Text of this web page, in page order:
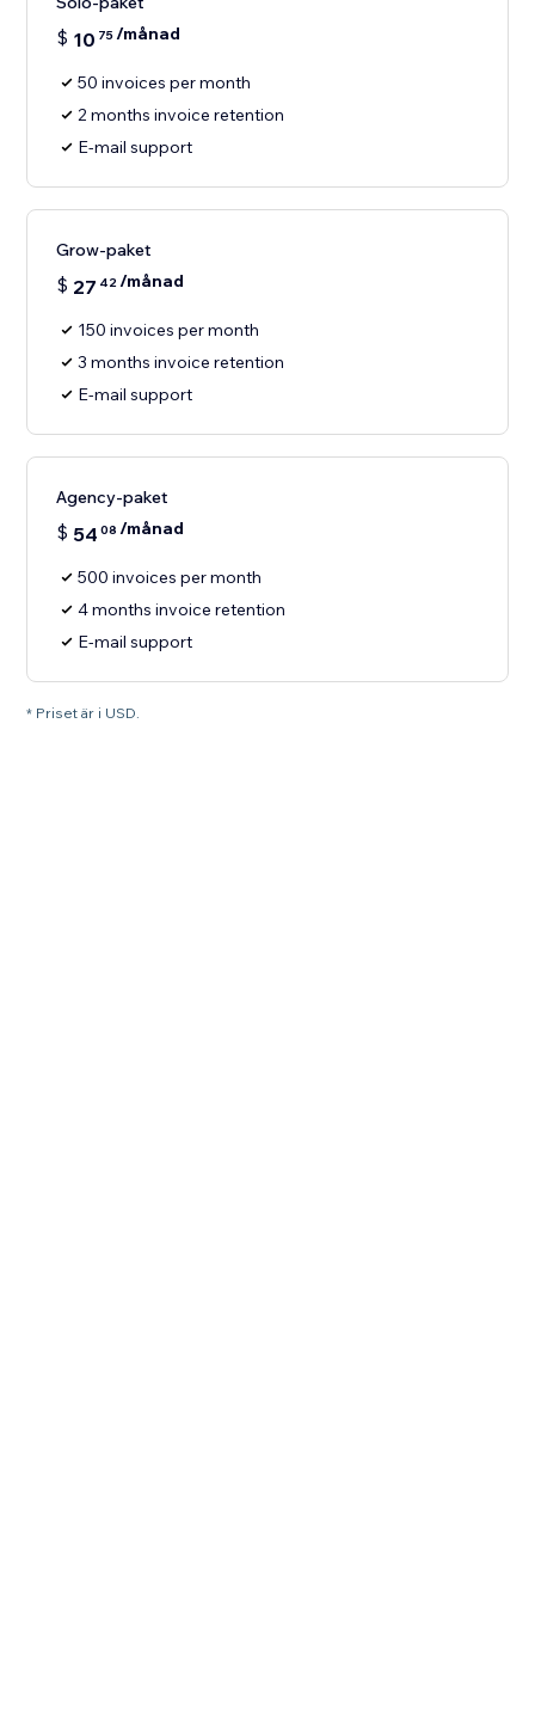
$ 10 75/månad
50 invoices per month
2 months invoice retention
E-mail support
Grow-paket
$ 27 42/månad
150 invoices per month
3 months invoice retention
E-mail support
Agency-paket
$ 54 08 /månad
500 invoices per month
4 months invoice retention
E-mail support
* Priset är i USD.